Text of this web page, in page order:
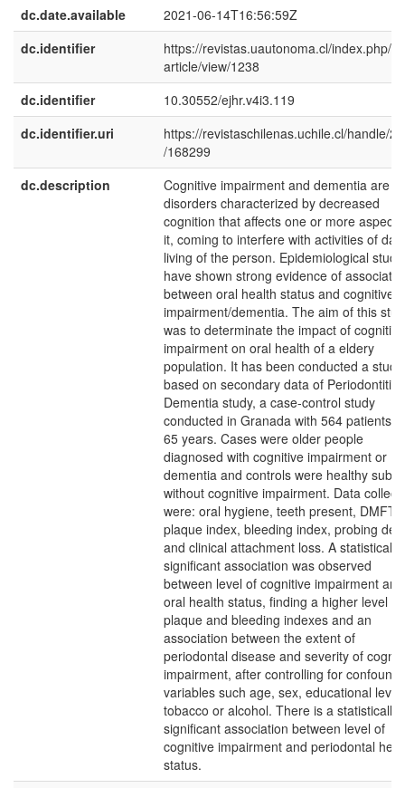
dc.date.available
2021-06-14T16:56:59Z
dc.identifier
https://revistas.uautonoma.cl/index.php/
article/view/1238
dc.identifier
10.30552/ejhr.v4i3.119
dc.identifier.uri
https://revistaschilenas.uchile.cl/handle/
/168299
dc.description
Cognitive impairment and dementia are
disorders characterized by decreased
cognition that affects one or more
it, coming to interfere with activities of
living of the person. Epidemiological
have shown strong evidence of
between oral health status and cognitive
impairment/dementia. The aim of this
was to determinate the impact of cognitive
impairment on oral health of a eldery
population. It has been conducted a study
based on secondary data of Periodontitis-
Dementia study, a case-control study
conducted in Granada with 564 patients
65 years. Cases were older people
diagnosed with cognitive impairment or
dementia and controls were healthy
without cognitive impairment. Data
were: oral hygiene, teeth present, DMFT,
plaque index, bleeding index, probing
and clinical attachment loss. A statistically
significant association was observed
between level of cognitive impairment and
oral health status, finding a higher level of
plaque and bleeding indexes and an
association between the extent of
periodontal disease and severity of
impairment, after controlling for
variables such age, sex, educational level,
tobacco or alcohol. There is a statistically
significant association between level of
cognitive impairment and periodontal
status.